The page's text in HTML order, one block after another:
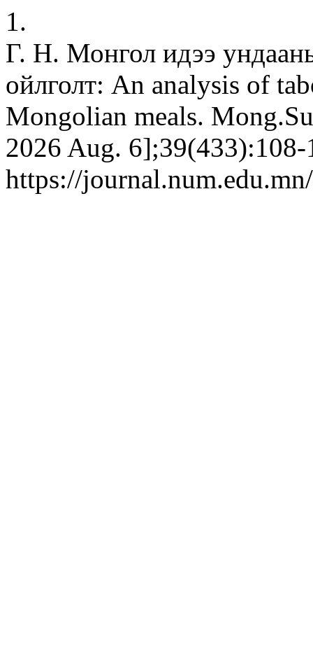
1.
Г. Н. Монгол идээ
ойлголт: An analysis of
Mongolian meals.
2026 Aug.
https://